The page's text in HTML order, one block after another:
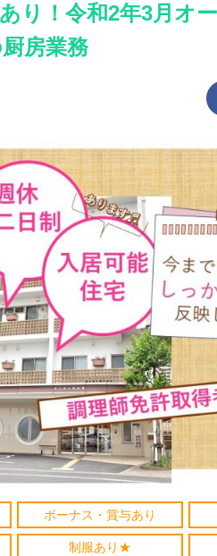
り！令和2年3月オ
房業務
ボーナス・賞与あり
制服あり★